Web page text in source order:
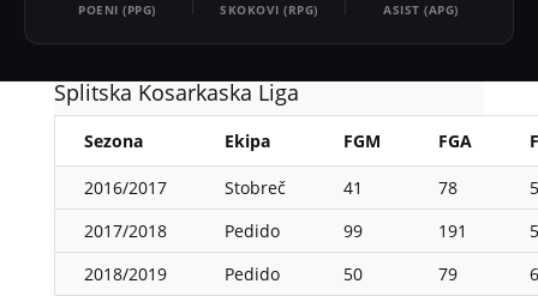
POENI (PPG) SKOKOVI (RPG) ASIST (APG)
Splitska Kosarkaska Liga
Sezona Ekipa FGM FGA
2016/2017 Stobreč 41 78
2017/2018
Pedido 99 191
2018/2019
Pedido 50 79